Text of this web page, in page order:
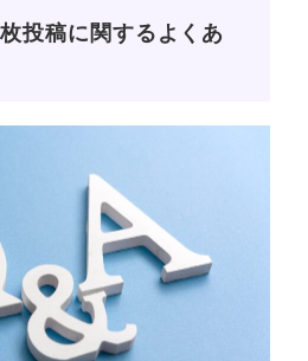
投稿に関するよくあ